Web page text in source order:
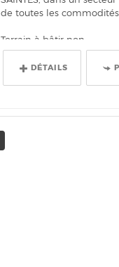
de toutes les commodités.
Terrain à bâtir non...
DÉTAILS